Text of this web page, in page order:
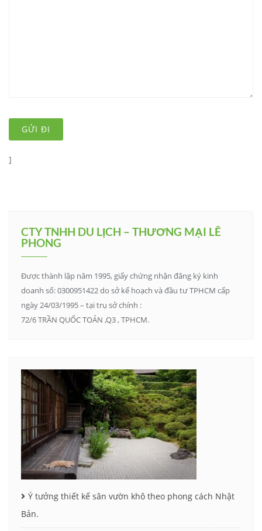
]
CTY TNHH DU LỊCH – THƯƠNG MẠI LÊ
PHONG
Được thành lập năm 1995, giấy chứng nhận đăng ký kinh
doanh số: 0300951422 do sở kế hoạch và đầu tư TPHCM cấp
ngày 24/03/1995 – tại trụ sở chính :
72/6 TRẦN QUỐC TOẢN ,Q3 , TPHCM.
Ý tưởng thiết kế sân vườn khô theo phong cách Nhật
Bản.